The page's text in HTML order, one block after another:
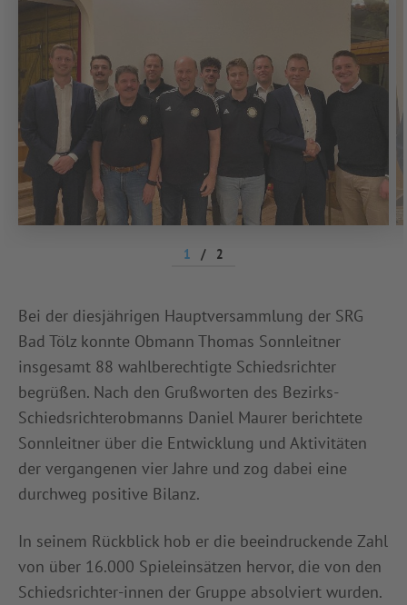
1 / 2
Bei der diesjährigen Hauptversammlung der SRG
Bad Tölz konnte Obmann Thomas Sonnleitner
insgesamt 88 wahlberechtigte Schiedsrichter
begrüßen. Nach den Grußworten des Bezirks-
Schiedsrichterobmanns Daniel Maurer berichtete
Sonnleitner über die Entwicklung und Aktivitäten
der vergangenen vier Jahre und zog dabei eine
durchweg positive Bilanz.
In seinem Rückblick hob er die beeindruckende Zahl
von über 16.000 Spieleinsätzen hervor, die von den
Schiedsrichter-innen der Gruppe absolviert wurden.